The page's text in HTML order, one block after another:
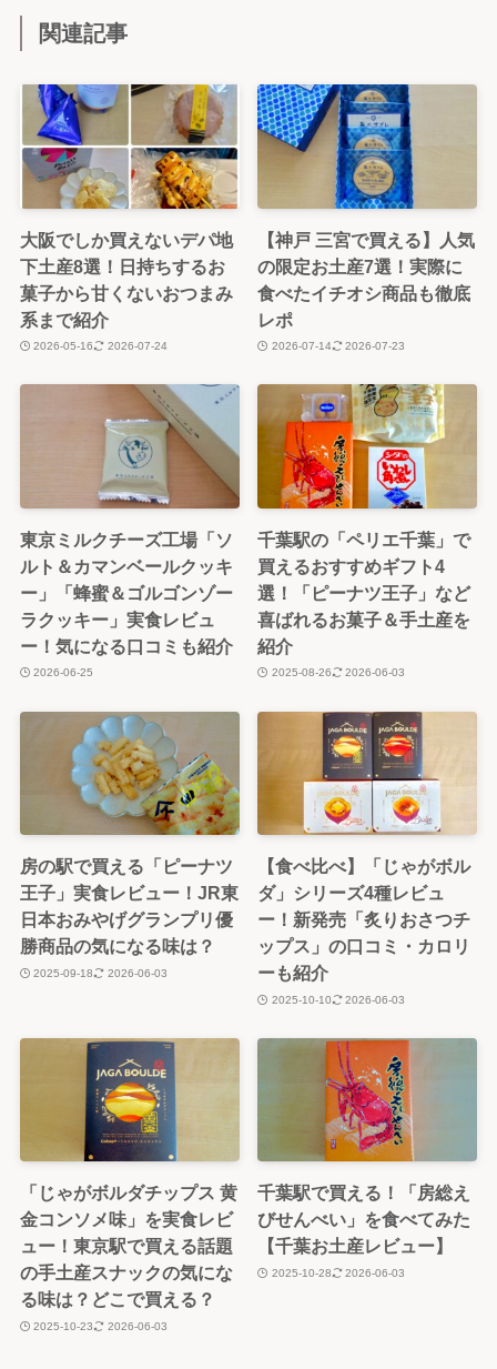
関連記事
大阪でしか買えないデパ地
下土産8選！日持ちするお
菓子から甘くないおつまみ
系まで紹介
2026-05-16 2026-07-24
【神戸 三宮で買える】人気
の限定お土産7選！実際に
食べたイチオシ商品も徹底
レポ
2026-07-14 2026-07-23
東京ミルクチーズ工場「ソ
ルト＆カマンベールクッキ
ー」「蜂蜜＆ゴルゴンゾー
ラクッキー」実食レビュ
ー！気になる口コミも紹介
2026-06-25
千葉駅の「ペリエ千葉」で
買えるおすすめギフト4
選！「ピーナツ王子」など
喜ばれるお菓子＆手土産を
紹介
2025-08-26 2026-06-03
房の駅で買える「ピーナツ
王子」実食レビュー！JR東
日本おみやげグランプリ優
勝商品の気になる味は？
2025-09-18 2026-06-03
【食べ比べ】「じゃがボル
ダ」シリーズ4種レビュ
ー！新発売「炙りおさつチ
ップス」の口コミ・カロリ
ーも紹介
2025-10-10 2026-06-03
「じゃがボルダチップス 黄
金コンソメ味」を実食レビ
ュー！東京駅で買える話題
の手土産スナックの気にな
る味は？どこで買える？
2025-10-23 2026-06-03
千葉駅で買える！「房総え
びせんべい」を食べてみた
【千葉お土産レビュー】
2025-10-28 2026-06-03